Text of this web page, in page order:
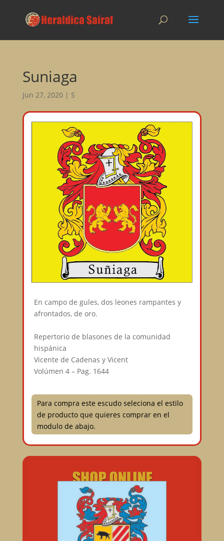
Suniaga
Jun 27, 2020| S
En campo de gules, dos leones rampantes y
afrontados, de oro.⠀
Repertorio de blasones de la comunidad
hispánica⠀
Vicente de Cadenas y Vicent⠀
Volúmen 4 – Pag. 1644⠀
Para compra este escudo seleciona el estilo
de producto que quieres comprar en el
modulo de abajo.